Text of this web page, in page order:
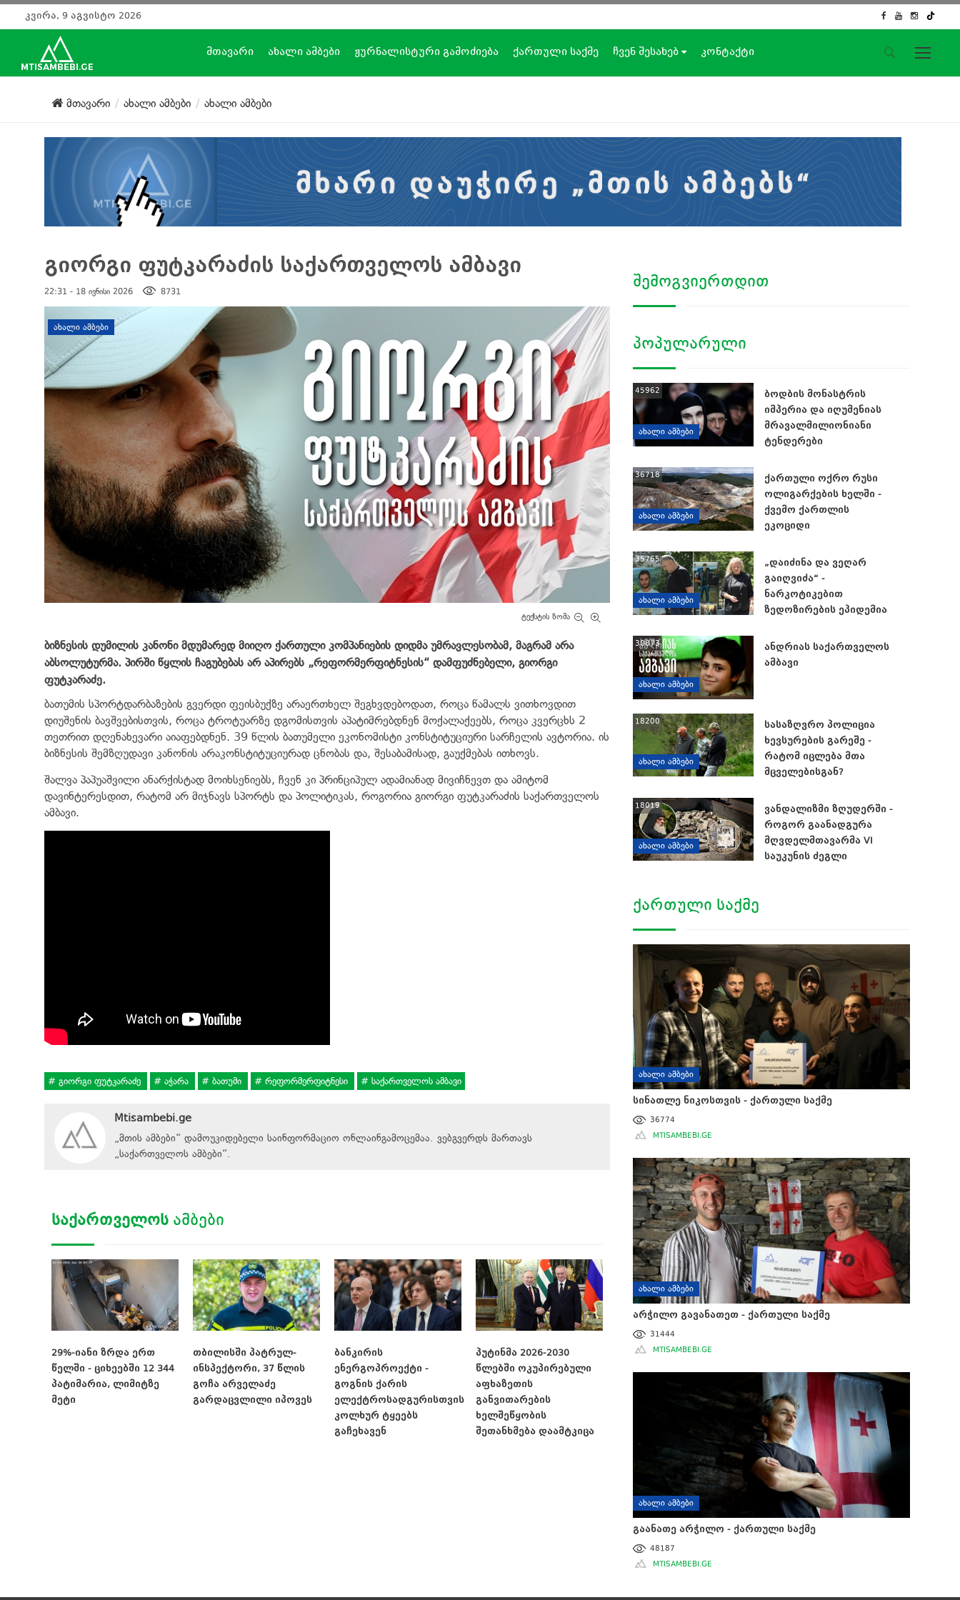
საიტის მენიუ
ჟურნალისტური გამოძიება
ქართული საქმე
ჩვენ შესახებ
კონტაქტი
კვირა, 9 აგვისტო 2026
მთავარი ახალი ამბები ჟურნალისტური გამოძიება ქართული საქმე ჩვენ შესახებ კონტაქტი
მთავარი ახალი ამბები ახალი ამბები
გიორგი ფუტკარაძის საქართველოს ამბავი
22:31 - 18 ივნისი 2026 8731
დატოვე კომენტარი
ᲐᲮᲐᲚᲘ ᲐᲛᲑᲔᲑᲘ
ტექსტის ზომა
ბიზნესის დუმილის კანონი მდუმარედ მიიღო ქართული კომპანიების დიდმა უმრავლესობამ, მაგრამ არა
აბსოლუტურმა. პირში წყლის ჩაგუბებას არ აპირებს „რეფორმერფიტნესის“ დამფუძნებელი, გიორგი
ფუტკარაძე.
ბათუმის სპორტდარბაზების გვერდი ფეისბუქზე არაერთხელ შეგხვდებოდათ, როცა წამალს ვითხოვდით
დიუშენის ბავშვებისთვის, როცა ტროტუარზე დგომისთვის აპატიმრებდნენ მოქალაქეებს, როცა კვერცხს 2
თეთრით დღენახევარი აიაფებდნენ. 39 წლის ბათუმელი ეკონომისტი კონსტიტუციური სარჩელის ავტორია. ის
ბიზნესის შემზღუდავი კანონის არაკონსტიტუციურად ცნობას და, შესაბამისად, გაუქმებას ითხოვს.
შალვა პაპუაშვილი ანარქისტად მოიხსენიებს, ჩვენ კი პრინციპულ ადამიანად მივიჩნევთ და ამიტომ
დავინტერესდით, რატომ არ მიჯნავს სპორტს და პოლიტიკას, როგორია გიორგი ფუტკარაძის საქართველოს
ამბავი.
გიორგი ფუტკარაძე აჭარა ბათუმი რეფორმერფიტნესი საქართველოს ამბავი
Mtisambebi.ge
„მთის ამბები“ დამოუკიდებელი საინფორმაციო ონლაინგამოცემაა. ვებგვერდს მართავს
„საქართველოს ამბები“.
ᲡᲐᲥᲐᲠᲗᲕᲔᲚᲝᲡ ᲐᲛᲑᲔᲑᲘ
29%-იანი ზრდა ერთ
წელში - ციხეებში 12 344
პატიმარია, ლიმიტზე
მეტი
თბილისში პატრულ-
ინსპექტორი, 37 წლის
გოჩა არველაძე
გარდაცვლილი იპოვეს
ბანკირის
ენერგოპროექტი -
გოგნის ქარის
ელექტროსადგურისთვის
კოლხურ ტყეებს
გაჩეხავენ
პუტინმა 2026-2030
წლებში ოკუპირებული
აფხაზეთის
განვითარების
ხელშეწყობის
შეთანხმება დაამტკიცა
ᲨᲔᲛᲝᲒᲕᲘᲔᲠᲗᲓᲘᲗ
ᲞᲝᲞᲣᲚᲐᲠᲣᲚᲘ
ᲐᲮᲐᲚᲘ ᲐᲛᲑᲔᲑᲘ
45962
ბოდბის მონასტრის
იმპერია და იღუმენიას
მრავალმილიონიანი
ტენდერები
ᲐᲮᲐᲚᲘ ᲐᲛᲑᲔᲑᲘ
36718
ქართული ოქრო რუსი
ოლიგარქების ხელში -
ქვემო ქართლის
ეკოციდი
ᲐᲮᲐᲚᲘ ᲐᲛᲑᲔᲑᲘ
35765
„დაიძინა და ვეღარ
გაიღვიძა“ -
ნარკოტიკებით
ზედოზირების ეპიდემია
ᲐᲮᲐᲚᲘ ᲐᲛᲑᲔᲑᲘ
30873
ანდრიას საქართველოს
ამბავი
ᲐᲮᲐᲚᲘ ᲐᲛᲑᲔᲑᲘ
18200
სასაზღვრო პოლიცია
ხევსურების გარეშე -
რატომ იცლება მთა
მცველებისგან?
ᲐᲮᲐᲚᲘ ᲐᲛᲑᲔᲑᲘ
18019
ვანდალიზმი ზღუდერში -
როგორ გაანადგურა
მღვდელმთავარმა VI
საუკუნის ძეგლი
ᲥᲐᲠᲗᲣᲚᲘ ᲡᲐᲥᲛᲔ
ᲐᲮᲐᲚᲘ ᲐᲛᲑᲔᲑᲘ
სინათლე ნიკოსთვის - ქართული საქმე
36774
MTISAMBEBI.GE
ᲐᲮᲐᲚᲘ ᲐᲛᲑᲔᲑᲘ
არჭილო გავანათეთ - ქართული საქმე
31444
MTISAMBEBI.GE
ᲐᲮᲐᲚᲘ ᲐᲛᲑᲔᲑᲘ
გაანათე არჭილო - ქართული საქმე
48187
MTISAMBEBI.GE